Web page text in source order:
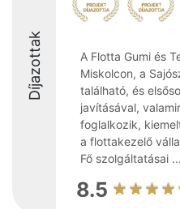
Díjazottak
A Flotta Gumi és
Miskolcon, a
található, és
javításával,
foglalkozik,
a flottakezelő
Fő szolgáltatásai ...
8.5